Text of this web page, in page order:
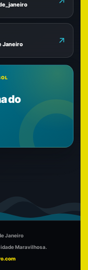
Janeiro
do
Janeiro
Maravilhosa.